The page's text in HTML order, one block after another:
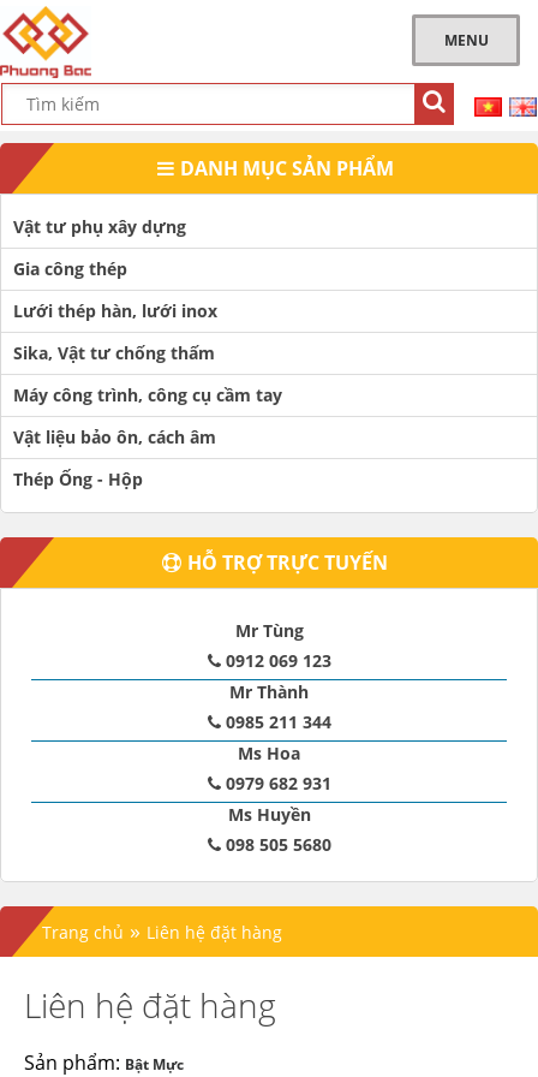
MENU
DANH MỤC SẢN PHẨM
Vật tư phụ xây dựng
Gia công thép
Lưới thép hàn, lưới inox
Sika, Vật tư chống thấm
Máy công trình, công cụ cầm tay
Vật liệu bảo ôn, cách âm
Thép Ống - Hộp
HỖ TRỢ TRỰC TUYẾN
Mr Tùng
0912 069 123
Mr Thành
0985 211 344
Ms Hoa
0979 682 931
Ms Huyền
098 505 5680
Trang chủ » Liên hệ đặt hàng
Liên hệ đặt hàng
Sản phẩm: Bật Mực